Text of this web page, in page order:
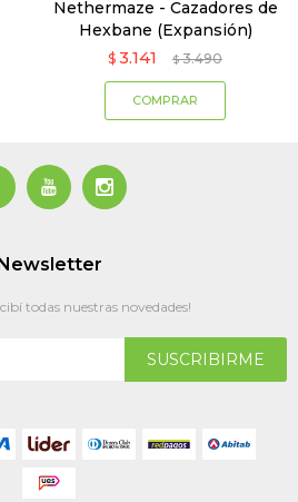
Nethermaze - Cazadores de
Hexbane (Expansión)
$ 3.141 $ 3.490
 
todas nuestras novedades!
SUSCRIBIRME